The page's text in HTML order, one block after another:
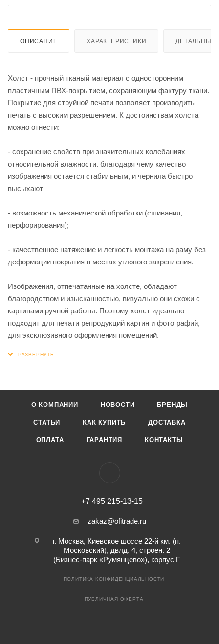
ОПИСАНИЕ ХАРАКТЕРИСТИКИ ДЕТАЛЬНЫЕ
Холст - прочный тканый материал с односторонним
пластичным ПВХ-покрытием, сохраняющим фактуру ткани.
Покрытие для струйной печати позволяет производить
печать с высоким разрешением. К достоинствам холста
можно отнести:
- сохранение свойств при значительных колебаниях
относительной влажности, благодаря чему качество
изображения остается стабильным, и чернила быстро
высыхают;
- возможность механической обработки (сшивания,
перфорирования);
- качественное натяжение и легкость монтажа на раму без
деформации покрытия в местах углового закрепления.
Изображения, отпечатанные на холсте, обладают
благородством и изысканностью, визуально они схожи с
картинами ручной работы. Поэтому холст идеально
подходит для печати репродукций картин и фотографий,
для эксклюзивного оформления помещений.
О КОМПАНИИ НОВОСТИ БРЕНДЫ
СТАТЬИ КАК КУПИТЬ ДОСТАВКА
ОПЛАТА ГАРАНТИЯ КОНТАКТЫ
+7 495 215-13-15
zakaz@ofitrade.ru
г. Москва, Киевское шоссе 22-й км. (п.
Московский), двлд. 4, строен. 2
(Бизнес-парк «Румянцево»), корпус Г
ПОЛИТИКА КОНФИДЕНЦИАЛЬНОСТИ
ПУБЛИЧНАЯ ОФЕРТА